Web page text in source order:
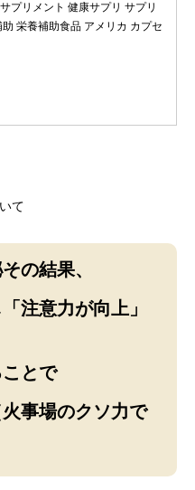
プリメント 健康サプリ サプリ
栄養補助食品 アメリカ カプセ
て
の結果、
注意力が向上」
とで
火事場のクソ力で